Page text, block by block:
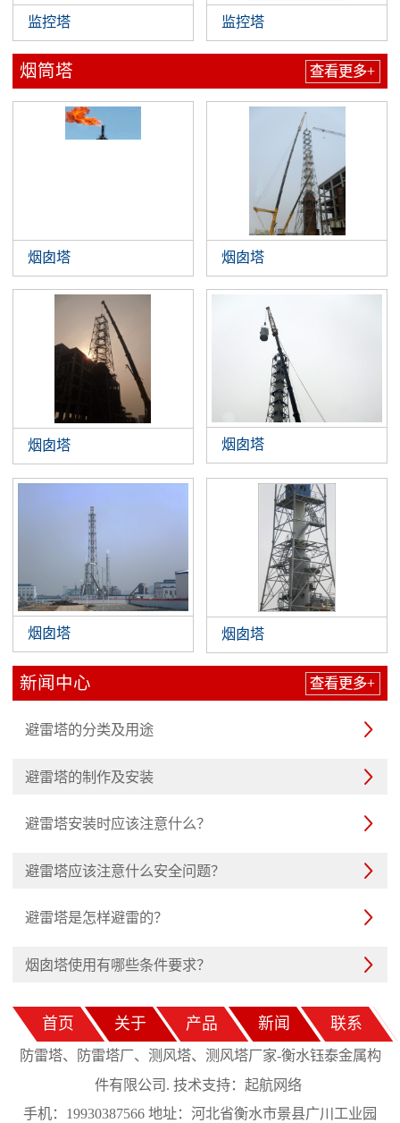
监控塔 监控塔
烟筒塔 查看更多+
烟囱塔 烟囱塔
烟囱塔 烟囱塔
烟囱塔 烟囱塔
新闻中心 查看更多+

避雷塔的分类及用途

避雷塔的制作及安装

避雷塔安装时应该注意什么？

避雷塔应该注意什么安全问题？

避雷塔是怎样避雷的？

烟囱塔使用有哪些条件要求？
首页 关于 产品 新闻 联系
防雷塔、防雷塔厂、测风塔、测风塔厂家-衡水钰泰金属构
件有限公司. 技术支持： 起航网络
手机：19930387566 地址：河北省衡水市景县广川工业园